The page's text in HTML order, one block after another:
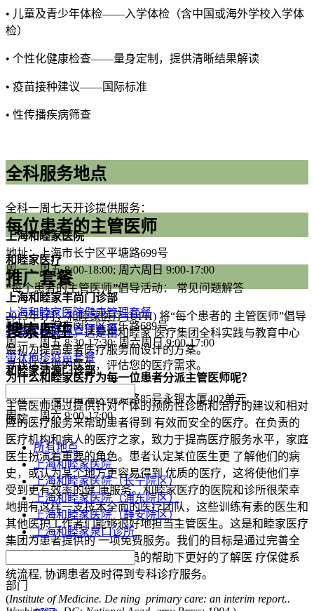
• 儿童及青少年体检——入学体检（含中国或海外学校入学体
检）
• 个性化健康检查——量身定制，提供清晰结果解读
• 疫苗接种建议——国际标准
• 性传播疾病筛查
全科服务地点
全科一周七天开诊提供服务：
上海和睦家医院
地址：上海市长宁区平塘路699号
周一 – 周五 8:00-18:00; 周六周日 9:00-17:00
上海和睦家丰尚门诊部
地址：上海市闵行区运乐路689号
周一 – 周五 8:30-17:30; 周六周日 9:00-17:00
和睦家沛源门诊部
地址：上海市黄浦区桃源路85号永银大厦402单元
周一 – 周六 9:00-17:00
每位患者的主管医师
和睦家医疗
“每个患者的主管医师”倡导活动： 常见问题解答
2013年1月，和睦家医疗 (UFH) 将“每个患者的 主管医师”倡导
活动正式展开。这是由和睦家 医疗集团全科实践与教育中心
最初为提高患者医疗服务而设计的方案。
为什么和睦家医疗为每一位患者分派主管医师呢？
主管医师通过提供针对个体的预防性诊断和治疗的建议和相对
应的医疗服务来帮助患者得到 有效而安全的医疗。在负责的
医疗机构和病人的医疗之家，致力于提高医疗服务水平，家庭
医生扮演着重要的角色。患者认定某位医生更 了解他们的病
史，或认为某个地方更容易得到 优质的医疗，这将使他们享
受到更有效率的健 康服务。和睦家医疗的医院和诊所很荣幸
地拥有这样一支技术全面的医疗团队，这些训练有素的医生和
其他医护工作者们能够很好地担当主管医生。这是和睦家医疗
集团为患者提供的 一项免费服务。我们的目标是通过完善全
科系统，使患者在医护人员的帮助下更好的了解医 疗保健系
统流程, 协调患者及时得到专科诊疗服务。
(Institute of Medicine. De ning primary care: an interim report..
推广套餐
上海和睦家医院健康管理套餐
和睦安康健康管理套餐
带状疱疹疫苗套餐
搜索医生
寻找适合您的医生，评估您的医疗需求。
医院
所有地点
上海和睦家医院
上海和睦家医院（长宁院区）
上海和睦家医院（浦东院区）
上海和睦家医院（静安院区）
上海和睦家泉口诊所
部门